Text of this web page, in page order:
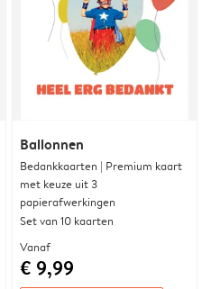
Ballonnen
Bedankkaarten | Premium kaart
met keuze uit 3
papierafwerkingen
Set van 10 kaarten
Vanaf
€ 9,99